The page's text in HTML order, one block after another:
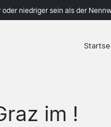
niedriger sein als der
im !